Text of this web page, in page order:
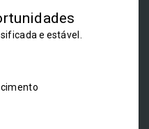
e estável.